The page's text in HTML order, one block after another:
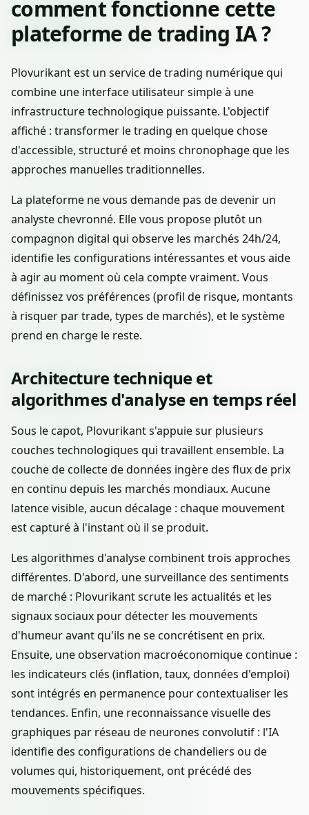
comment fonctionne cette
plateforme de trading IA ?
Plovurikant est un service de trading numérique qui
combine une interface utilisateur simple à une
infrastructure technologique puissante. L'objectif
affiché : transformer le trading en quelque chose
d'accessible, structuré et moins chronophage que les
approches manuelles traditionnelles.
La plateforme ne vous demande pas de devenir un
analyste chevronné. Elle vous propose plutôt un
compagnon digital qui observe les marchés 24h/24,
identifie les configurations intéressantes et vous aide
à agir au moment où cela compte vraiment. Vous
définissez vos préférences (profil de risque, montants
à risquer par trade, types de marchés), et le système
prend en charge le reste.
Architecture technique et
algorithmes d'analyse en temps réel
Sous le capot, Plovurikant s'appuie sur plusieurs
couches technologiques qui travaillent ensemble. La
couche de collecte de données ingère des flux de prix
en continu depuis les marchés mondiaux. Aucune
latence visible, aucun décalage : chaque mouvement
est capturé à l'instant où il se produit.
Les algorithmes d'analyse combinent trois approches
différentes. D'abord, une surveillance des sentiments
de marché : Plovurikant scrute les actualités et les
signaux sociaux pour détecter les mouvements
d'humeur avant qu'ils ne se concrétisent en prix.
Ensuite, une observation macroéconomique continue :
les indicateurs clés (inflation, taux, données d'emploi)
sont intégrés en permanence pour contextualiser les
tendances. Enfin, une reconnaissance visuelle des
graphiques par réseau de neurones convolutif : l'IA
identifie des configurations de chandeliers ou de
volumes qui, historiquement, ont précédé des
mouvements spécifiques.